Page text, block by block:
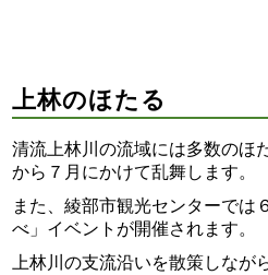
上林のほたる
清流上林川の流域には多数のほ
から７月にかけて乱舞します。
また、綾部市観光センターでは
べ」イベントが開催されます。
上林川の支流沿いを散策しなが